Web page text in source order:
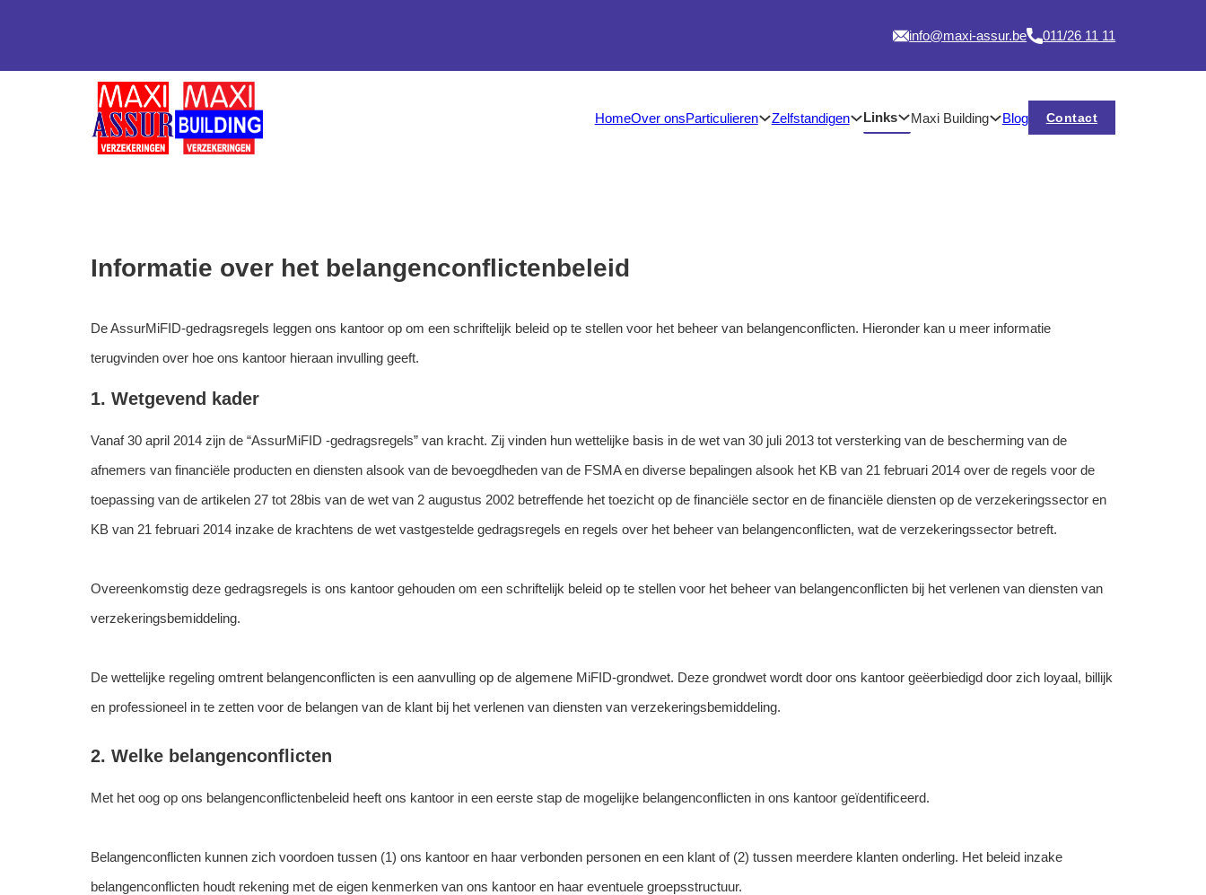
info@maxi-assur.be 011/26 11 11
HomeOver onsParticulieren Zelfstandigen Links Maxi Building Blog Contact
Informatie over het belangenconflictenbeleid
De AssurMiFID-gedragsregels leggen ons kantoor op om een schriftelijk beleid op te stellen voor het beheer van belangenconflicten. Hieronder kan u meer informatie
terugvinden over hoe ons kantoor hieraan invulling geeft.
1. Wetgevend kader
Vanaf 30 april 2014 zijn de “AssurMiFID -gedragsregels” van kracht. Zij vinden hun wettelijke basis in de wet van 30 juli 2013 tot versterking van de bescherming van de
afnemers van financiële producten en diensten alsook van de bevoegdheden van de FSMA en diverse bepalingen alsook het KB van 21 februari 2014 over de regels voor de
toepassing van de artikelen 27 tot 28bis van de wet van 2 augustus 2002 betreffende het toezicht op de financiële sector en de financiële diensten op de verzekeringssector en
KB van 21 februari 2014 inzake de krachtens de wet vastgestelde gedragsregels en regels over het beheer van belangenconflicten, wat de verzekeringssector betreft.
Overeenkomstig deze gedragsregels is ons kantoor gehouden om een schriftelijk beleid op te stellen voor het beheer van belangenconflicten bij het verlenen van diensten van
verzekeringsbemiddeling.
De wettelijke regeling omtrent belangenconflicten is een aanvulling op de algemene MiFID-grondwet. Deze grondwet wordt door ons kantoor geëerbiedigd door zich loyaal, billijk
en professioneel in te zetten voor de belangen van de klant bij het verlenen van diensten van verzekeringsbemiddeling.
2. Welke belangenconflicten
Met het oog op ons belangenconflictenbeleid heeft ons kantoor in een eerste stap de mogelijke belangenconflicten in ons kantoor geïdentificeerd.
Belangenconflicten kunnen zich voordoen tussen (1) ons kantoor en haar verbonden personen en een klant of (2) tussen meerdere klanten onderling. Het beleid inzake
belangenconflicten houdt rekening met de eigen kenmerken van ons kantoor en haar eventuele groepsstructuur.